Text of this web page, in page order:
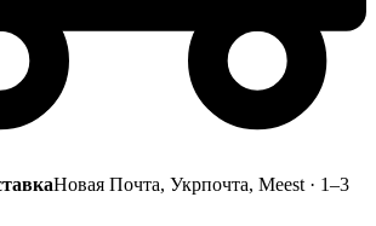
Новая Почта, Укрпочта, Meest · 1–3